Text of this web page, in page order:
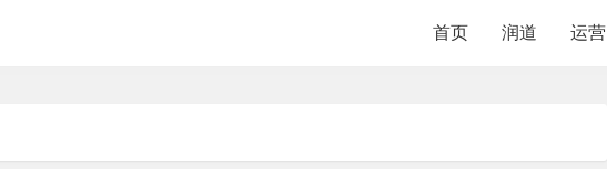
首页 润道 运营